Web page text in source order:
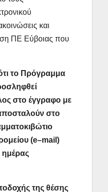
και
ΠΕ Εύβοιας που
το Πρόγραμμα
στο έγγραφο με
στο
(e–mail )
ημέρας
της θέσης